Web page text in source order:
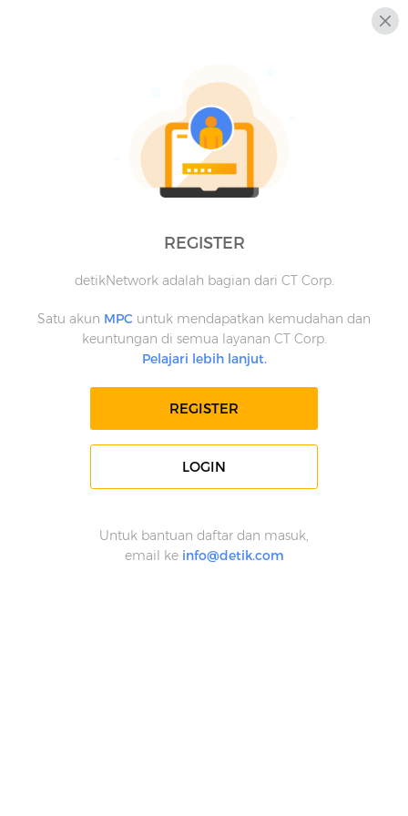
REGISTER
detikNetwork adalah bagian dari CT Corp.
Satu akun MPC untuk mendapatkan kemudahan dan
keuntungan di semua layanan CT Corp.
Pelajari lebih lanjut.
REGISTER
LOGIN
Untuk bantuan daftar dan masuk,
email ke info@detik.com